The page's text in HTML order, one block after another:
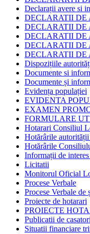
Declarații avere si
DECLARATII DE
DECLARATII DE
DECLARATII DE
DECLARATII DE
DECLARATII DE
Dispozițiile
Documente si
Documente și
Evidența populației
EVIDENTA
EXAMEN
FORMULARE
Hotarari Consiliul
Hotărârile
Hotărârile
Informații de
Licitatii
Monitorul Oficial
Procese Verbale
Procese Verbale
Proiecte de hotarari
PROIECTE
Publicatii de
Situatii financiare